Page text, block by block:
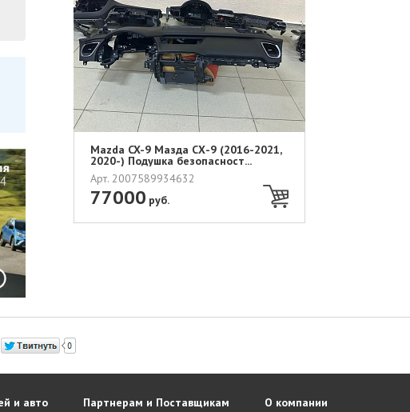
Mazda CX-9 Мазда СХ-9 (2016-2021,
2020-) Подушка безопасност...
Арт. 2007589934632
77000 руб.
и авто Партнерам и Поставщикам
О компании